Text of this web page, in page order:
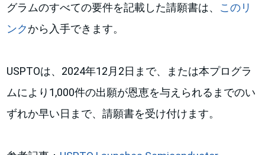
グラムのすべての要件を記載した請願書は、 このリ
ンクから入手できます。
USPTOは、2024年12月2日まで、または本プログラ
ムにより1,000件の出願が恩恵を与えられるまでのい
ずれか早い日まで、請願書を受け付けます。